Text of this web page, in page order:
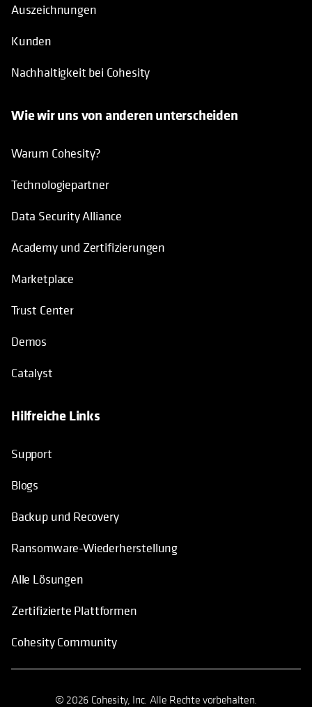
Auszeichnungen
Kunden
Nachhaltigkeit bei Cohesity
Wie wir uns von anderen unterscheiden
Warum Cohesity?
Technologiepartner
Data Security Alliance
Academy und Zertifizierungen
Marketplace
Trust Center
Demos
Catalyst
Hilfreiche Links
Support
Blogs
Backup und Recovery
Ransomware-Wiederherstellung
Alle Lösungen
Zertifizierte Plattformen
Cohesity Community
© 2026 Cohesity, Inc. Alle Rechte vorbehalten.